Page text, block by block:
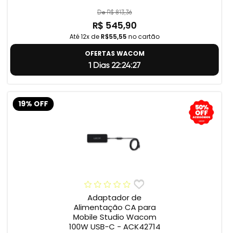
De R$ 813,36
R$ 545,90
Até 12x de R$55,55 no cartão
OFERTAS WACOM
1 Dias 22:24:26
19% OFF
Adaptador de
Alimentação CA para
Mobile Studio Wacom
100W USB-C - ACK42714